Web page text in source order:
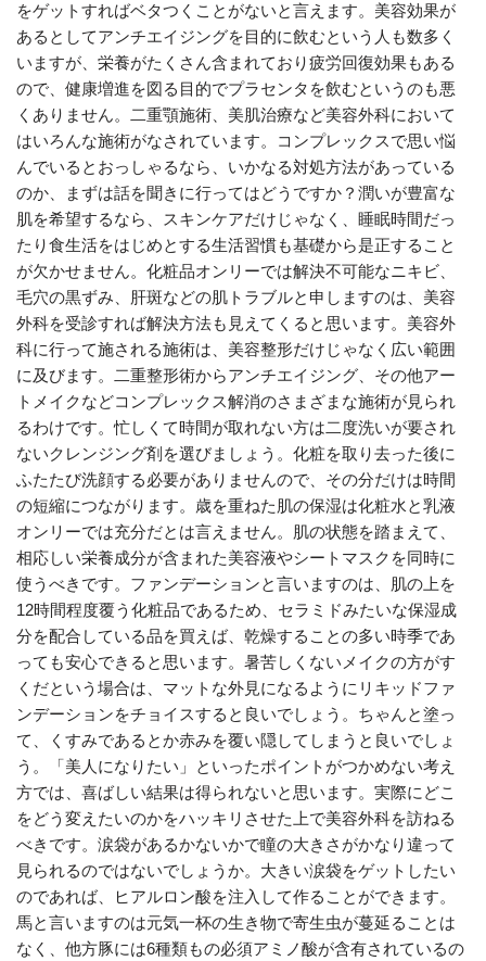
をゲットすればベタつくことがないと言えます。美容効果が
あるとしてアンチエイジングを目的に飲むという人も数多く
いますが、栄養がたくさん含まれており疲労回復効果もある
ので、健康増進を図る目的でプラセンタを飲むというのも悪
くありません。二重顎施術、美肌治療など美容外科において
はいろんな施術がなされています。コンプレックスで思い悩
んでいるとおっしゃるなら、いかなる対処方法があっている
のか、まずは話を聞きに行ってはどうですか？潤いが豊富な
肌を希望するなら、スキンケアだけじゃなく、睡眠時間だっ
たり食生活をはじめとする生活習慣も基礎から是正すること
が欠かせません。化粧品オンリーでは解決不可能なニキビ、
毛穴の黒ずみ、肝斑などの肌トラブルと申しますのは、美容
外科を受診すれば解決方法も見えてくると思います。美容外
科に行って施される施術は、美容整形だけじゃなく広い範囲
に及びます。二重整形術からアンチエイジング、その他アー
トメイクなどコンプレックス解消のさまざまな施術が見られ
るわけです。忙しくて時間が取れない方は二度洗いが要され
ないクレンジング剤を選びましょう。化粧を取り去った後に
ふたたび洗顔する必要がありませんので、その分だけは時間
の短縮につながります。歳を重ねた肌の保湿は化粧水と乳液
オンリーでは充分だとは言えません。肌の状態を踏まえて、
相応しい栄養成分が含まれた美容液やシートマスクを同時に
使うべきです。ファンデーションと言いますのは、肌の上を
12時間程度覆う化粧品であるため、セラミドみたいな保湿成
分を配合している品を買えば、乾燥することの多い時季であ
っても安心できると思います。暑苦しくないメイクの方がす
くだという場合は、マットな外見になるようにリキッドファ
ンデーションをチョイスすると良いでしょう。ちゃんと塗っ
て、くすみであるとか赤みを覆い隠してしまうと良いでしょ
う。「美人になりたい」といったポイントがつかめない考え
方では、喜ばしい結果は得られないと思います。実際にどこ
をどう変えたいのかをハッキリさせた上で美容外科を訪ねる
べきです。涙袋があるかないかで瞳の大きさがかなり違って
見られるのではないでしょうか。大きい涙袋をゲットしたい
のであれば、ヒアルロン酸を注入して作ることができます。
馬と言いますのは元気一杯の生き物で寄生虫が蔓延ることは
なく、他方豚には6種類もの必須アミノ酸が含有されているの